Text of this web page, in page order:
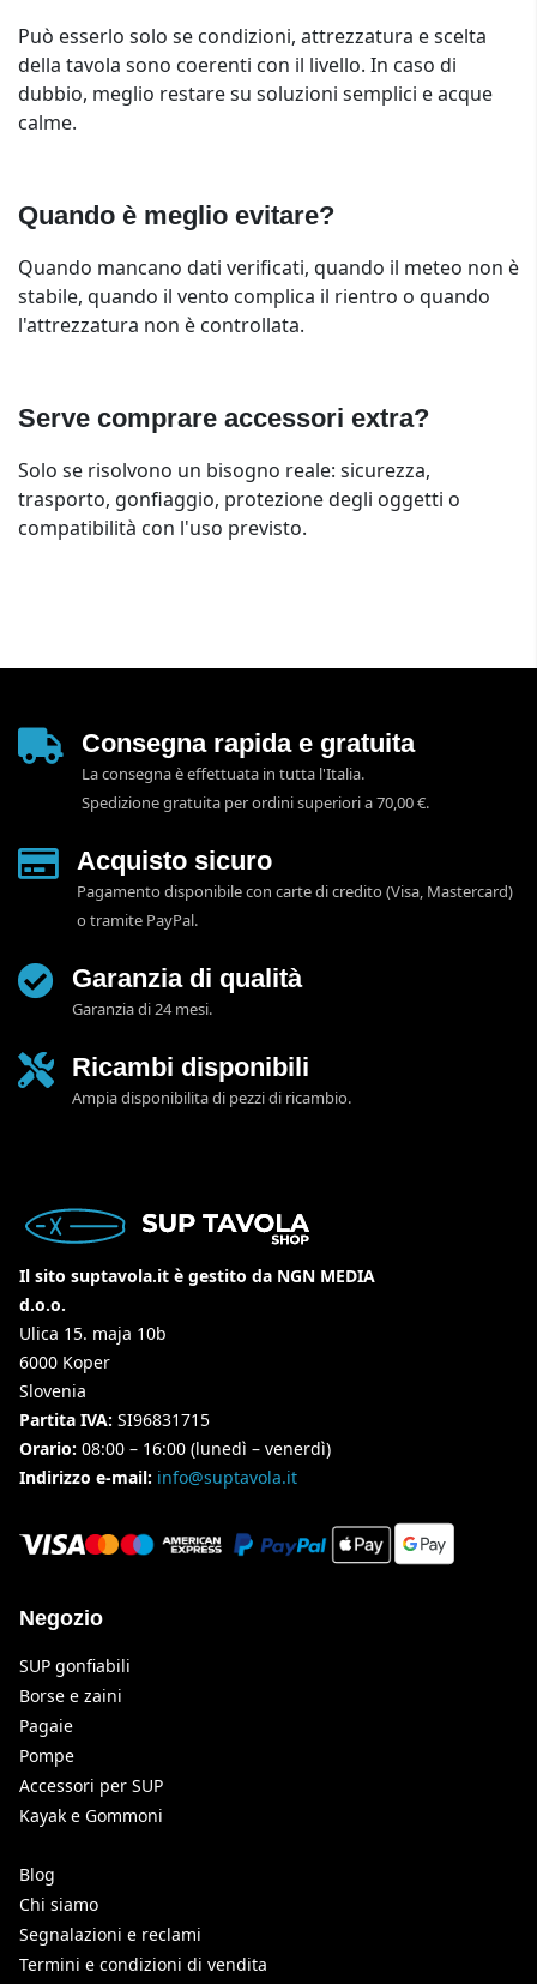
Può esserlo solo se condizioni, attrezzatura e scelta
della tavola sono coerenti con il livello. In caso di
dubbio, meglio restare su soluzioni semplici e acque
calme.
Quando è meglio evitare?
Quando mancano dati verificati, quando il meteo non è
stabile, quando il vento complica il rientro o quando
l'attrezzatura non è controllata.
Serve comprare accessori extra?
Solo se risolvono un bisogno reale: sicurezza,
trasporto, gonfiaggio, protezione degli oggetti o
compatibilità con l'uso previsto.
Consegna rapida e gratuita
La consegna è effettuata in tutta l'Italia.
Spedizione gratuita per ordini superiori a 70,00 €.
Acquisto sicuro
Pagamento disponibile con carte di credito (Visa, Mastercard)
o tramite PayPal.
Garanzia di qualità
Garanzia di 24 mesi.
Ricambi disponibili
Ampia disponibilita di pezzi di ricambio.
Il sito suptavola.it è gestito da NGN MEDIA
d.o.o.
Ulica 15. maja 10b
6000 Koper
Slovenia
Partita IVA: SI96831715
Orario: 08:00 – 16:00 (lunedì – venerdì)
Indirizzo e-mail: info@suptavola.it
Negozio
SUP gonfiabili
Borse e zaini
Pagaie
Pompe
Accessori per SUP
Kayak e Gommoni
Blog
Chi siamo
Segnalazioni e reclami
Termini e condizioni di vendita